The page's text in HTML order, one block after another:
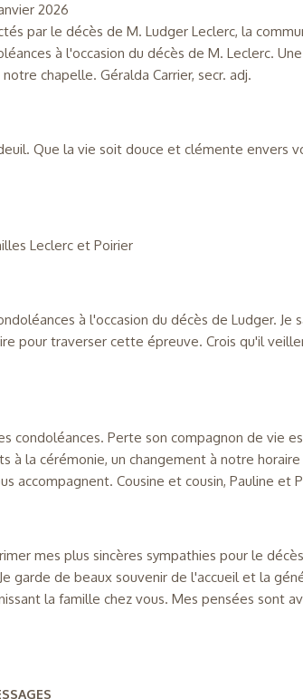
2026
par le décès de M. Ludger Leclerc, la
à l'occasion du décès de M. Leclerc. Une
chapelle. Géralda Carrier, secr. adj.
Que la vie soit douce et clémente envers
Leclerc et Poirier
à l'occasion du décès de Ludger. Je
pour traverser cette épreuve. Crois qu'il
condoléances. Perte son compagnon de vie
la cérémonie, un changement à notre horaire
accompagnent. Cousine et cousin, Pauline et
mes plus sincères sympathies pour le décès
garde de beaux souvenir de l'accueil et la
la famille chez vous. Mes pensées sont